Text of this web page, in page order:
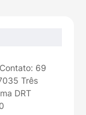
69
Três
DRT